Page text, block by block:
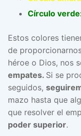
Círculo
Estos colores
de
héroe o Dios, nos
empates. Si se
seguidos,
mazo hasta que
que resolver el
poder superior.